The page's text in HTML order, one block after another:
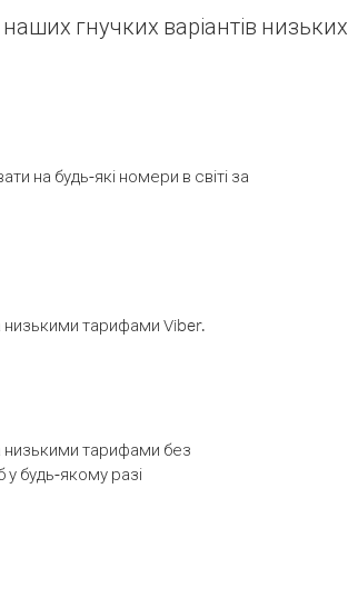
гнучких варіантів низьких
на будь-які номери в світі за
низькими тарифами Viber.
низькими тарифами без
будь-якому разі